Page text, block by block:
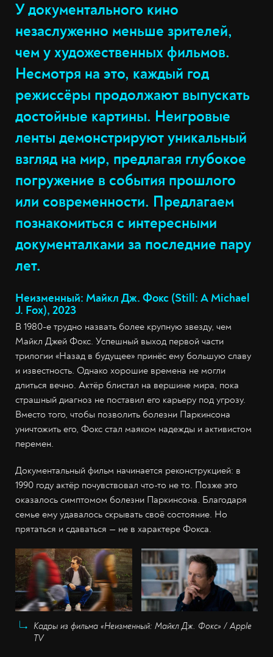
У документального кино
незаслуженно меньше зрителей,
чем у художественных фильмов.
Несмотря на это, каждый год
режиссёры продолжают выпускать
достойные картины. Неигровые
ленты демонстрируют уникальный
взгляд на мир, предлагая глубокое
погружение в события прошлого
или современности. Предлагаем
познакомиться с интересными
документалками за последние пару
лет.
Неизменный: Майкл Дж. Фокс (Still: A Michael
J. Fox), 2023
В 1980-е трудно назвать более крупную звезду, чем
Майкл Джей Фокс. Успешный выход первой части
трилогии «Назад в будущее» принёс ему большую славу
и известность. Однако хорошие времена не могли
длиться вечно. Актёр блистал на вершине мира, пока
страшный диагноз не поставил его карьеру под угрозу.
Вместо того, чтобы позволить болезни Паркинсона
уничтожить его, Фокс стал маяком надежды и активистом
перемен.
Документальный фильм начинается реконструкцией: в
1990 году актёр почувствовал что-то не то. Позже это
оказалось симптомом болезни Паркинсона. Благодаря
семье ему удавалось скрывать своё состояние. Но
прятаться и сдаваться — не в характере Фокса.
Кадры из фильма «Неизменный: Майкл Дж. Фокс» / Apple
TV